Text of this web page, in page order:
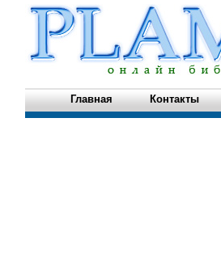
Главная Контакты